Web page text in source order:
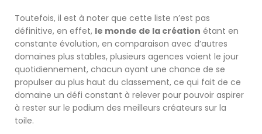
Toutefois, il est à noter que cette liste n’est pas
définitive, en effet, le monde de la création étant en
constante évolution, en comparaison avec d’autres
domaines plus stables, plusieurs agences voient le jour
quotidiennement, chacun ayant une chance de se
propulser au plus haut du classement, ce qui fait de ce
domaine un défi constant à relever pour pouvoir aspirer
à rester sur le podium des meilleurs créateurs sur la
toile.